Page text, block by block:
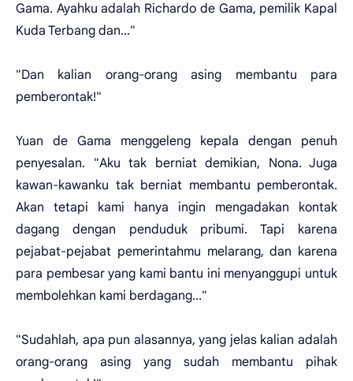
Gama. Ayahku adalah Richardo de Gama, pemilik Kapal
Kuda Terbang dan..."
"Dan kalian orang-orang asing membantu para
pemberontak!"
Yuan de Gama menggeleng kepala dengan penuh
penyesalan. "Aku tak berniat demikian, Nona. Juga
kawan-kawanku tak berniat membantu pemberontak.
Akan tetapi kami hanya ingin mengadakan kontak
dagang dengan penduduk pribumi. Tapi karena
pejabat-pejabat pemerintahmu melarang, dan karena
para pembesar yang kami bantu ini menyanggupi untuk
membolehkan kami berdagang..."
"Sudahlah, apa pun alasannya, yang jelas kalian adalah
orang-orang asing yang sudah membantu pihak